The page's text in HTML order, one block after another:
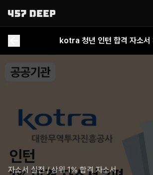
kotra 청년 인턴 합격 자소서
자소서 실전/상위 1% 합격 자소서